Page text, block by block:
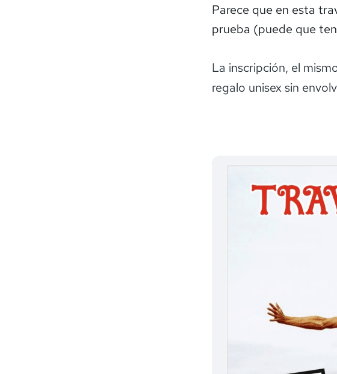
Parece que en esta
prueba (puede que
La inscripción, el
regalo unisex sin